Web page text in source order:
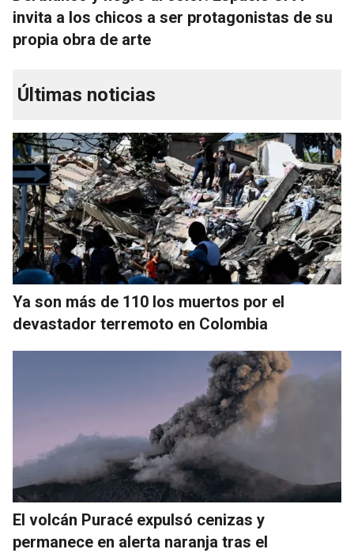
invita a los chicos a ser protagonistas de su
propia obra de arte
Últimas noticias
Ya son más de 110 los muertos por el
devastador terremoto en Colombia
El volcán Puracé expulsó cenizas y
permanece en alerta naranja tras el